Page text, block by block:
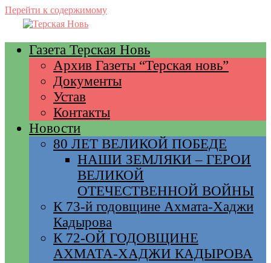
Перейти к содержимому
Газета Терская Новь
Архив Газеты “Терская новь”
Документы
Устав
Контакты
Новости
80 ЛЕТ ВЕЛИКОЙ ПОБЕДЕ
НАШИ ЗЕМЛЯКИ – ГЕРОИ
ВЕЛИКОЙ
ОТЕЧЕСТВЕННОЙ ВОЙНЫ
К 73-й годовщине Ахмата-Хаджи
Кадырова
К 72-ОЙ ГОДОВЩИНЕ
АХМАТА-ХАДЖИ КАДЫРОВА